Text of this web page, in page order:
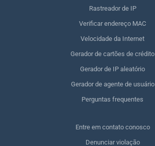
Rastreador de IP
Verificar endereço MAC
Velocidade da Internet
Gerador de cartões de crédito
Gerador de IP aleatório
Gerador de agente de usuário
Perguntas frequentes
Entre em contato conosco
Denunciar violação